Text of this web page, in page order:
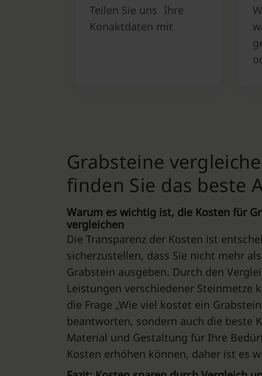
Teilen Sie uns Ihre
Konaktdaten mit
Grabsteine
finden Sie das beste
Warum es wichtig ist, die Kosten für
vergleichen
Die Transparenz der Kosten ist
sicherzustellen, dass Sie nicht mehr
Grabstein ausgeben. Durch den
Leistungen verschiedener Steinmetze
die Frage „Wie viel kostet ein
beantworten, sondern auch die beste
Material und Gestaltung für Ihre
Kosten erhöhen können, daher ist es